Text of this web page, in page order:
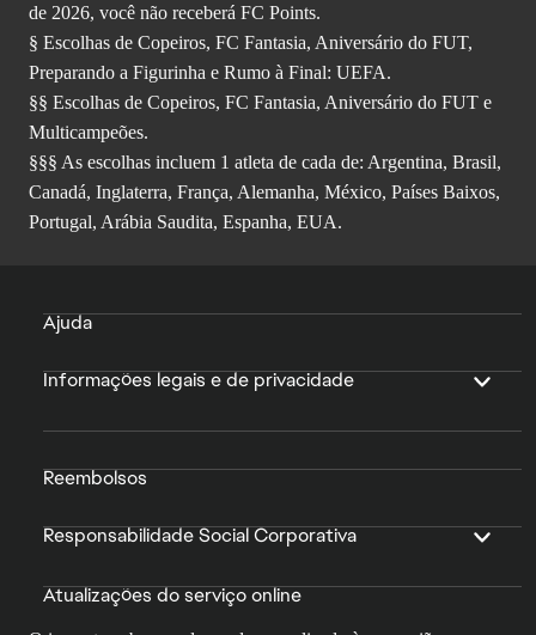
de 2026, você não receberá FC Points.
§ Escolhas de Copeiros, FC Fantasia, Aniversário do FUT,
Preparando a Figurinha e Rumo à Final: UEFA.
§§ Escolhas de Copeiros, FC Fantasia, Aniversário do FUT e
Multicampeões.
§§§ As escolhas incluem 1 atleta de cada de: Argentina, Brasil,
Canadá, Inglaterra, França, Alemanha, México, Países Baixos,
Portugal, Arábia Saudita, Espanha, EUA.
Ajuda
Informações legais e de privacidade
Reembolsos
Responsabilidade Social Corporativa
Atualizações do serviço online